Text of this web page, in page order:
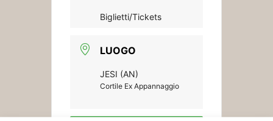
Biglietti/Tickets
LUOGO
JESI (AN)
Cortile Ex Appannaggio